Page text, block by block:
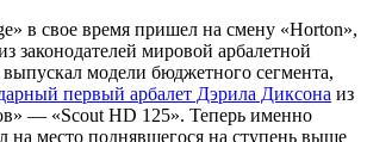
в свое время пришел на смену «Horton»,
законодателей мировой арбалетной
модели бюджетного сегмента,
первый арбалет Дэрила Диксона из
— «Scout HD 125». Теперь именно
на место поднявшегося на ступень выше